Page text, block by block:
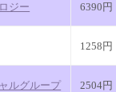
ジー 6390円
1258円
ルグループ 2504円